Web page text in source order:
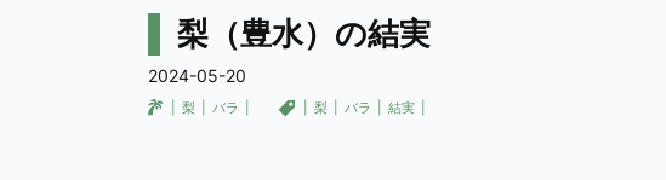
梨（豊水）の結実
2024-05-20
梨 バラ 梨 バラ 結実